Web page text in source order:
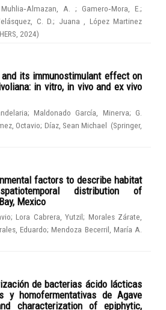
Muhlia‑Almazan, A.;Gamero‑Mora, E.;
C. D.; Juana , López Martinez
2024)
its immunostimulant effect on
in vitro, in vivo and ex vivo
;Maldonado García, Minerva;G.
Octavio; Díaz, Sean Michael (Springer,
factors to describe habitat
distribution of
Mexico
; Lora Cabrera, Yutzil; Morales Zárate,
Eduardo;Mendoza Becerril, María A.
de bacterias ácido lácticas
y homofermentativas de Agave
characterization of epiphytic,